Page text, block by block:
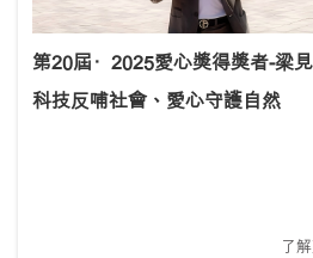
第20屆·2025愛心獎得獎者-梁
科技反哺社會、愛心守護自然
了